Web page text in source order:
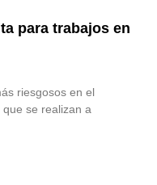
para trabajos en
riesgosos en el
se realizan a